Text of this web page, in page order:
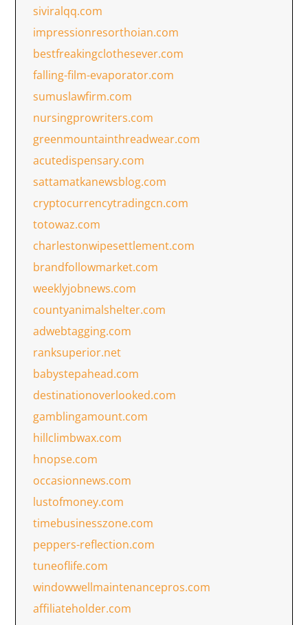
siviralqq.com
impressionresorthoian.com
bestfreakingclothesever.com
falling-film-evaporator.com
sumuslawfirm.com
nursingprowriters.com
greenmountainthreadwear.com
acutedispensary.com
sattamatkanewsblog.com
cryptocurrencytradingcn.com
totowaz.com
charlestonwipesettlement.com
brandfollowmarket.com
weeklyjobnews.com
countyanimalshelter.com
adwebtagging.com
ranksuperior.net
babystepahead.com
destinationoverlooked.com
gamblingamount.com
hillclimbwax.com
hnopse.com
occasionnews.com
lustofmoney.com
timebusinesszone.com
peppers-reflection.com
tuneoflife.com
windowwellmaintenancepros.com
affiliateholder.com